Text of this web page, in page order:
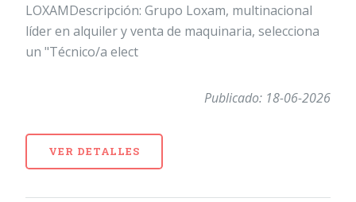
LOXAMDescripción: Grupo Loxam, multinacional
líder en alquiler y venta de maquinaria, selecciona
un "Técnico/a elect
Publicado: 18-06-2026
VER DETALLES